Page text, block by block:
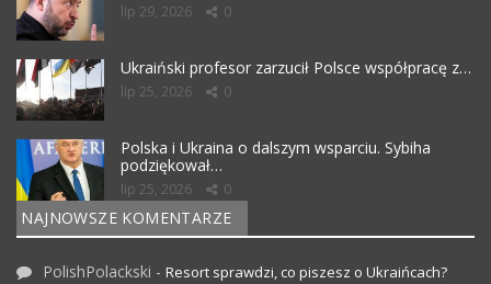
lip 29, 2026 0
Ukraiński profesor zarzucił Polsce współpracę z…
lip 25, 2026 0
Polska i Ukraina o dalszym wsparciu. Sybiha
podziękował…
lip 25, 2026 0
NAJNOWSZE KOMENTARZE
PolishPolackski - Resort sprawdzi, co piszesz o Ukraińcach?